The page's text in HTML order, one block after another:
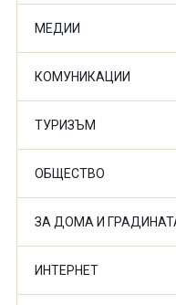
МЕДИИ
КОМУНИКАЦИИ
ТУРИЗЪМ
ОБЩЕСТВО
ЗА ДОМА И
ИНТЕРНЕТ